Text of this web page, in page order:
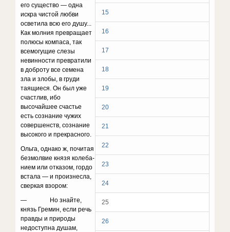
15
16
17
18
19
20
21
22
23
24
25
26
его существо — одна
искра чистой люб­ви
осветила всю его душу...
Как молния превращает
полюсы компаса, так
всемогущие слезы
невинности превратили
в доброту все семена
зла и злобы, в груди
таящиеся. Он был уже
счастлив, ибо
высочайшее счастье
есть сознание чужих
совершенств, сознание
высокого и прекрасного.
Ольга, однако ж, почитая
безмолвие князя колеба­
нием или отказом, гордо
встала — и произнесла,
свер­кая взором:
— Но знайте,
князь Гремин, если речь
правды и природы
недоступна душам,